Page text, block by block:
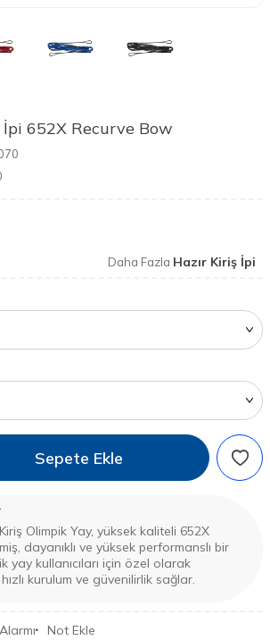
652X Recurve Bow
Daha Fazla Hazır Kiriş İpi
Sepete Ekle
Olimpik Yay, yüksek kaliteli 652X
dayanıklı ve yüksek performanslı bir
yay kullanıcıları için özel olarak
kurulum ve güvenilirlik sağlar.
Not Ekle